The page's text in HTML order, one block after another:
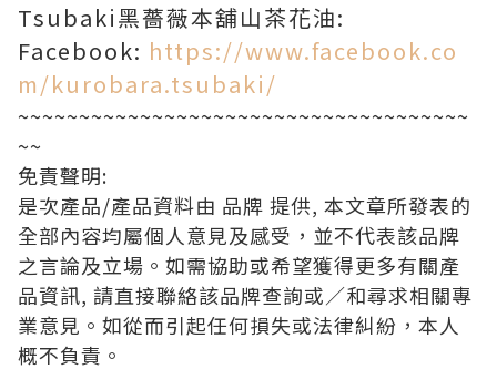
Tsubaki黑薔薇本舖山茶花油:
Facebook: https://www.facebook.co
m/kurobara.tsubaki/
~~~~~~~~~~~~~~~~~~~~~~~~~~~~~~~~~~~~~
~~
免責聲明:
是次產品/產品資料由 品牌 提供, 本文章所發表的
全部內容均屬個人意見及感受，並不代表該品牌
之言論及立場。如需協助或希望獲得更多有關產
品資訊, 請直接聯絡該品牌查詢或∕和尋求相關專
業意見。如從而引起任何損失或法律糾紛，本人
概不負責。